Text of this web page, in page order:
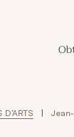
de
D'ARTS |